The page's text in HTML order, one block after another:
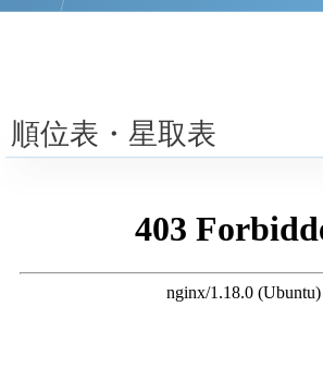
順位表・星取表